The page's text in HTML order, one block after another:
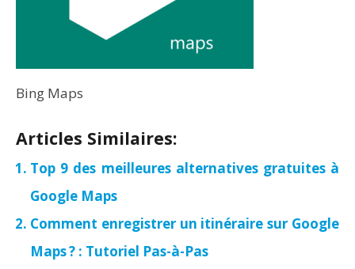
Bing Maps
Articles Similaires:
Top 9 des meilleures alternatives gratuites à
Google Maps
Comment enregistrer un itinéraire sur Google
Maps ? : Tutoriel Pas-à-Pas